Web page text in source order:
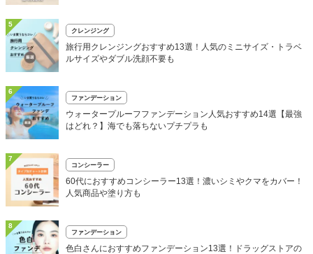
5
クレンジング
旅行用クレンジングおすすめ13選！人気のミニサイズ・トラベ
ルサイズやダブル洗顔不要も
6
ファンデーション
ウォータープルーフファンデーション人気おすすめ14選【最強
はどれ？】海でも落ちないプチプラも
7
コンシーラー
60代におすすめコンシーラー13選！濃いシミやクマをカバー！
人気商品や塗り方も
8
ファンデーション
色白さんにおすすめファンデーション13選！ドラッグストアの